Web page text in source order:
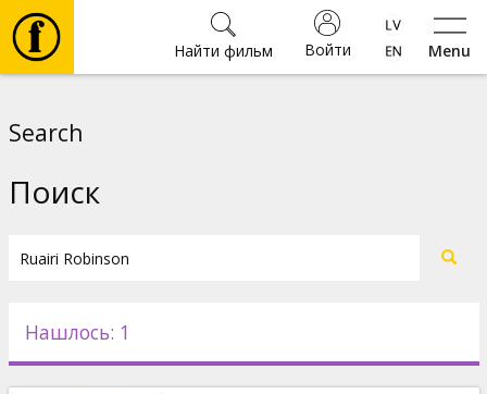
Menu
Войти
Найти фильм
Новости
Search
Поиск
Нашлось: 1